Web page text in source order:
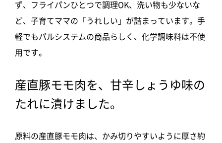
ず、フライパンひとつで調理OK、洗い物も少ないな
ど、子育てママの「うれしい」が詰まっています。手
軽でもパルシステムの商品らしく、化学調味料は不使
用です。
産直豚モモ肉を、甘辛しょうゆ味の
たれに漬けました。
原料の産直豚モモ肉は、かみ切りやすいように厚さ約